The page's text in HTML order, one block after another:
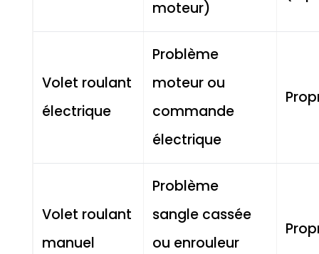
moteur)
Volet roulant
électrique
Problème
moteur ou
commande
électrique
Volet roulant
manuel
Problème
sangle cassée
ou enrouleur